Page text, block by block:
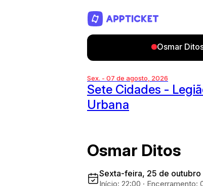
Osmar
Sex. - 07 de agosto, 2026
Sete Cidades -
Urbana
Osmar Ditos
Sexta-feira, 25 de
Início: 22:00 · Encerramento: